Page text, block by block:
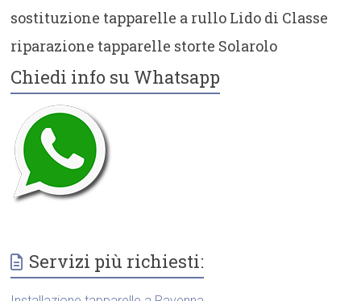
sostituzione tapparelle a rullo Lido di Classe
riparazione tapparelle storte Solarolo
Chiedi info su Whatsapp
Servizi più richiesti: